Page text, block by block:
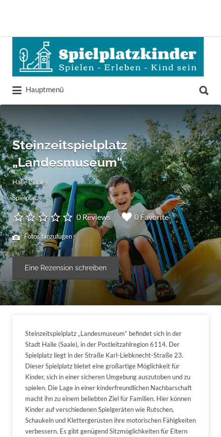
Suchen
nach:
Hauptmenü
nach:
Steinzeitspielplatz
„Landesmuseum“
Halle (Saale)
Spielplätze
0 Reviews 0 Favorite
Fotos hinzufügen
Eine Rezension schreiben
Steinzeitspielplatz „Landesmuseum“ befindet sich in der
Stadt Halle (Saale), in der Postleitzahlregion 6114. Der
Spielplatz liegt in der Straße Karl-Liebknecht-Straße 23.
Dieser Spielplatz bietet eine großartige Möglichkeit für
Kinder, sich in einer sicheren Umgebung auszutoben und zu
spielen. Die Lage in einer kinderfreundlichen Nachbarschaft
macht ihn zu einem beliebten Ziel für Familien. Hier können
Kinder auf verschiedenen Spielgeräten wie Rutschen,
Schaukeln und Klettergerüsten ihre motorischen Fähigkeiten
verbessern. Es gibt genügend Sitzmöglichkeiten für Eltern